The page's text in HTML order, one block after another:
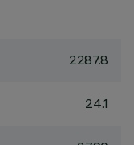
2287.8
24.1